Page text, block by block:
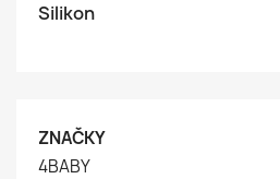
Silikon
ZNAČKY
4BABY